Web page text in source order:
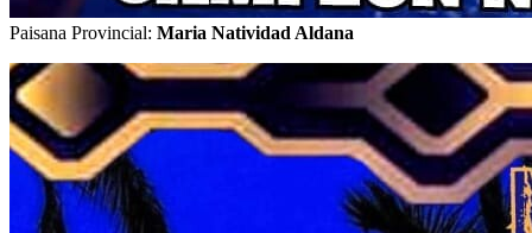
Paisana Provincial: Maria Natividad Aldana